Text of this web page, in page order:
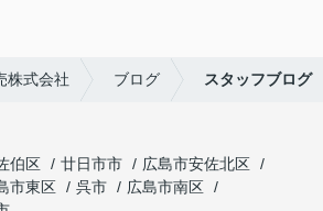
株式会社 ブログ スタッフブログ
伯区 廿日市市
広島市安佐北区
市東区 呉市
広島市南区